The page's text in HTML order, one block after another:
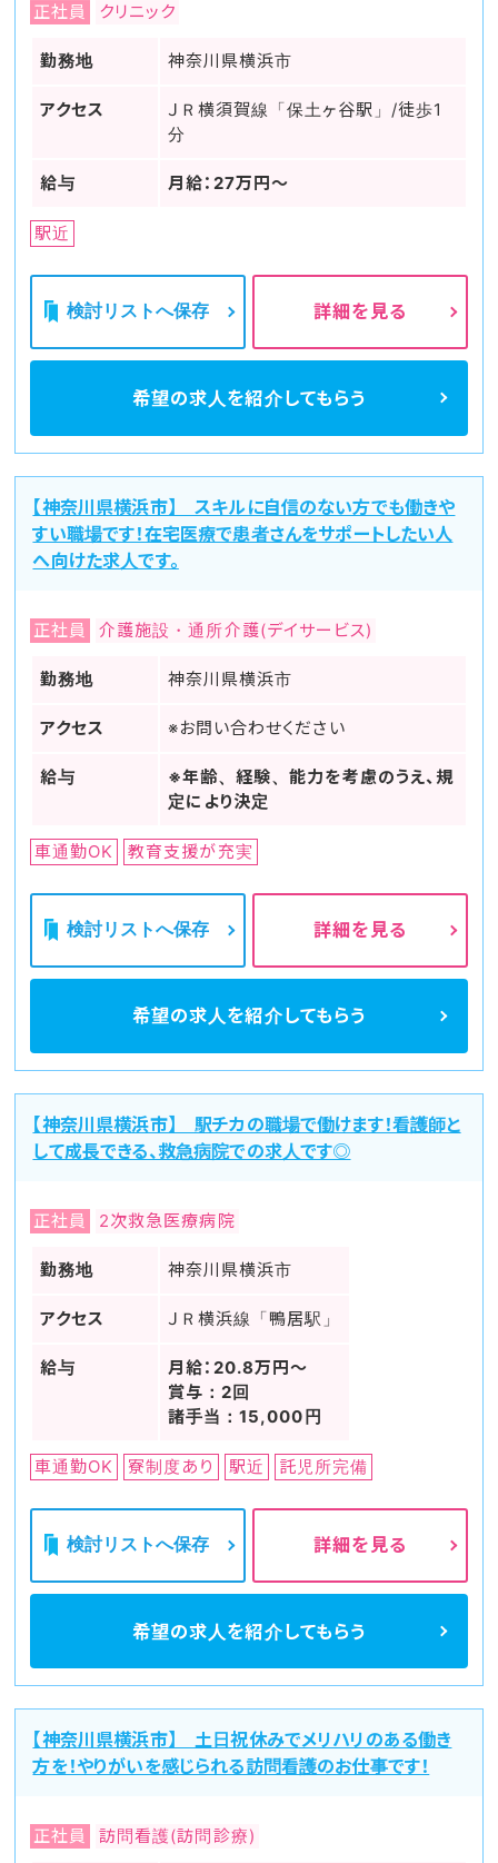
正社員 クリニック
勤務地 神奈川県横浜市
アクセス
ＪＲ横須賀線「保土ヶ谷駅」/徒歩1
分
給与 月給：27万円～
駅近
検討リストへ保存 詳細を見る
希望の求人を紹介してもらう
【神奈川県横浜市】 スキルに自信のない方でも働きや
すい職場です！在宅医療で患者さんをサポートしたい人
へ向けた求人です。
正社員 介護施設・通所介護(デイサービス)
勤務地 神奈川県横浜市
アクセス ※お問い合わせください
給与
※年齢、経験、能力を考慮のうえ、規
定により決定
車通勤OK 教育支援が充実
検討リストへ保存 詳細を見る
希望の求人を紹介してもらう
【神奈川県横浜市】 駅チカの職場で働けます！看護師と
して成長できる、救急病院での求人です◎
正社員 2次救急医療病院
勤務地 神奈川県横浜市
アクセス ＪＲ横浜線「鴨居駅」
給与
月給：20.8万円～
賞与：2回
諸手当：15,000円
車通勤OK 寮制度あり 駅近 託児所完備
検討リストへ保存 詳細を見る
希望の求人を紹介してもらう
【神奈川県横浜市】 土日祝休みでメリハリのある働き
方を！やりがいを感じられる訪問看護のお仕事です！
正社員 訪問看護(訪問診療)